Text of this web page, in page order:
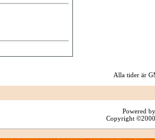
Alla tider är
Powered
Copyright